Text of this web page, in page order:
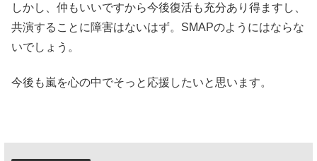
しかし、仲もいいですから今後復活も充分あり得ますし、
共演することに障害はないはず。SMAPのようにはならな
いでしょう。
今後も嵐を心の中でそっと応援したいと思います。